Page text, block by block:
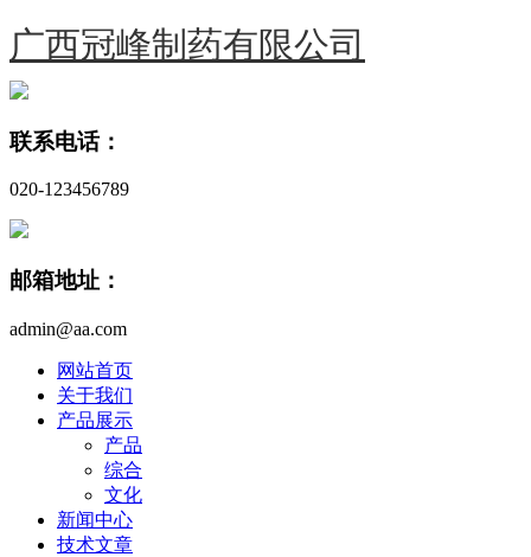
广西冠峰制药有限公司
联系电话：
020-123456789
邮箱地址：
admin@aa.com
网站首页
关于我们
产品展示
产品
综合
文化
新闻中心
技术文章